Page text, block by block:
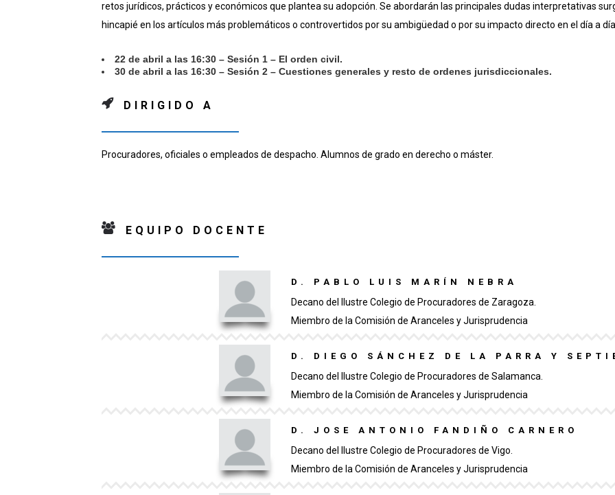
retos jurídicos, prácticos y económicos que plantea su adopción. Se abordarán las principales dudas interpretativas
hincapié en los artículos más problemáticos o controvertidos por su ambigüedad o por su impacto directo en el día a
22 de abril a las 16:30 – Sesión 1 – El orden civil.
30 de abril a las 16:30 – Sesión 2 – Cuestiones generales y resto de ordenes jurisdiccionales.
DIRIGIDO A
Procuradores, oficiales o empleados de despacho. Alumnos de grado en derecho o máster.
EQUIPO DOCENTE
D. PABLO LUIS MARÍN NEBRA
Decano del Ilustre Colegio de Procuradores de Zaragoza.
Miembro de la Comisión de Aranceles y Jurisprudencia
D. DIEGO SÁNCHEZ DE LA PARRA Y
Decano del Ilustre Colegio de Procuradores de Salamanca.
Miembro de la Comisión de Aranceles y Jurisprudencia
D. JOSE ANTONIO FANDIÑO CARNERO
Decano del Ilustre Colegio de Procuradores de Vigo.
Miembro de la Comisión de Aranceles y Jurisprudencia